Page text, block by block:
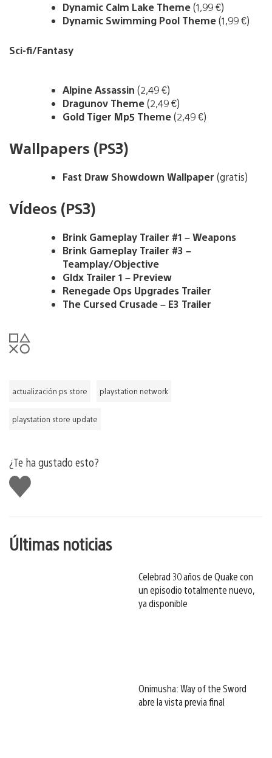
Dynamic Calm Lake Theme(1,99 €)
Dynamic Swimming Pool Theme(1,99 €)
Sci-fi/Fantasy
Alpine Assassin (2,49 €)
Dragunov Theme(2,49 €)
Gold Tiger Mp5 Theme(2,49 €)
Wallpapers (PS3)
Fast Draw Showdown Wallpaper (gratis)
VÍdeos (PS3)
Brink Gameplay Trailer #1 – Weapons
Brink Gameplay Trailer #3 –
Teamplay/Objective
Gldx Trailer 1 – Preview
Renegade Ops Upgrades Trailer
The Cursed Crusade – E3 Trailer
actualización ps store playstation network
playstation store update
¿Te ha gustado esto?
Me
gusta
Últimas noticias
Celebrad 30 años de Quake con
un episodio totalmente nuevo,
ya disponible
Onimusha: Way of the Sword
abre la vista previa final